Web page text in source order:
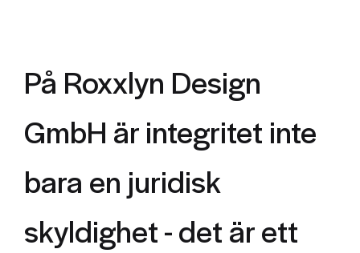
På Roxxlyn Design
GmbH är integritet inte
bara en juridisk
skyldighet - det är ett